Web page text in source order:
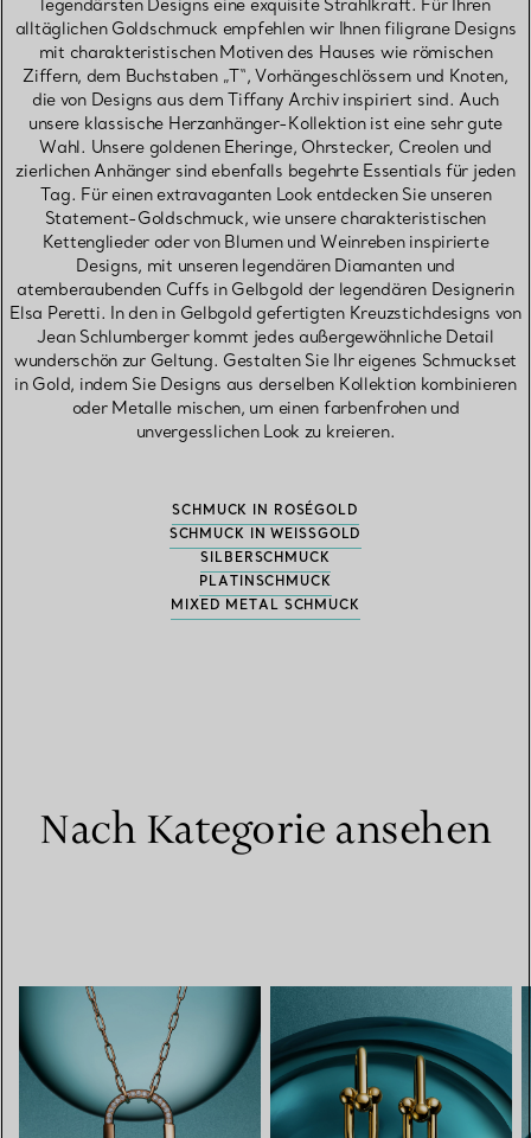
legendärsten Designs eine exquisite Strahlkraft. Für Ihren
alltäglichen Goldschmuck empfehlen wir Ihnen filigrane Designs
mit charakteristischen Motiven des Hauses wie römischen
Ziffern, dem Buchstaben „T“, Vorhängeschlössern und Knoten,
die von Designs aus dem Tiffany Archiv inspiriert sind. Auch
unsere klassische Herzanhänger-Kollektion ist eine sehr gute
Wahl. Unsere goldenen Eheringe, Ohrstecker, Creolen und
zierlichen Anhänger sind ebenfalls begehrte Essentials für jeden
Tag. Für einen extravaganten Look entdecken Sie unseren
Statement-Goldschmuck, wie unsere charakteristischen
Kettenglieder oder von Blumen und Weinreben inspirierte
Designs, mit unseren legendären Diamanten und
atemberaubenden Cuffs in Gelbgold der legendären Designerin
Elsa Peretti. In den in Gelbgold gefertigten Kreuzstichdesigns von
Jean Schlumberger kommt jedes außergewöhnliche Detail
wunderschön zur Geltung. Gestalten Sie Ihr eigenes Schmuckset
in Gold, indem Sie Designs aus derselben Kollektion kombinieren
oder Metalle mischen, um einen farbenfrohen und
unvergesslichen Look zu kreieren.
SCHMUCK IN ROSÉGOLD
SCHMUCK IN WEISSGOLD
SILBERSCHMUCK
PLATINSCHMUCK
MIXED METAL SCHMUCK
Nach Kategorie ansehen